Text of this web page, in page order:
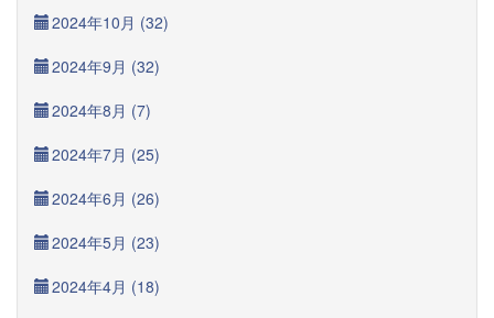
2024年10月 (32)
2024年9月 (32)
2024年8月 (7)
2024年7月 (25)
2024年6月 (26)
2024年5月 (23)
2024年4月 (18)